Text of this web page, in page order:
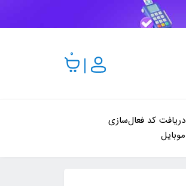
0
دریافت کد فعال‌سازی
موبایل